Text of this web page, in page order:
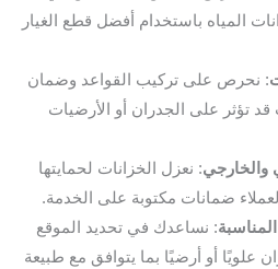
المياه باستخدام أفضل قطع الغيار
: نحرص على تركيب القواعد وضمان
تؤثر على الجدران أو الأرضيات
والخارجي: نعزل الخزانات لحمايتها
ضمانات مكتوبة على الخدمة.
: نساعدك في تحديد الموقع
علويًا أو أرضيًا بما يتوافق مع طبيعة